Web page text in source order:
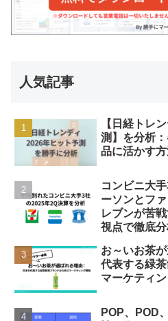
人気記事
【日経トレ
測】を分析
品に活かす
コンビニ大
ーソンとフ
レブンが苦
視点で徹底
お～いお茶
代表する緑
マーケティ
POP、POD